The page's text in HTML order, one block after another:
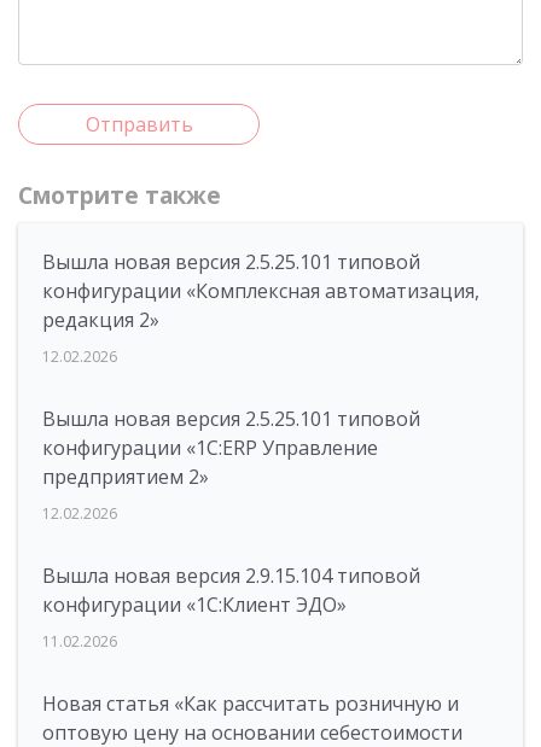
Отправить
Смотрите также
Вышла новая версия 2.5.25.101 типовой
конфигурации «Комплексная автоматизация,
редакция 2»
12.02.2026
Вышла новая версия 2.5.25.101 типовой
конфигурации «1С:ERP Управление
предприятием 2»
12.02.2026
Вышла новая версия 2.9.15.104 типовой
конфигурации «1С:Клиент ЭДО»
11.02.2026
Новая статья «Как рассчитать розничную и
оптовую цену на основании себестоимости